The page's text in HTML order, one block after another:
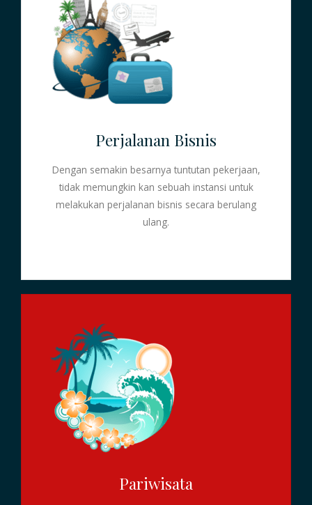
Perjalanan Bisnis
Dengan semakin besarnya tuntutan pekerjaan,
tidak memungkin kan sebuah instansi untuk
melakukan perjalanan bisnis secara berulang
ulang.
Pariwisata